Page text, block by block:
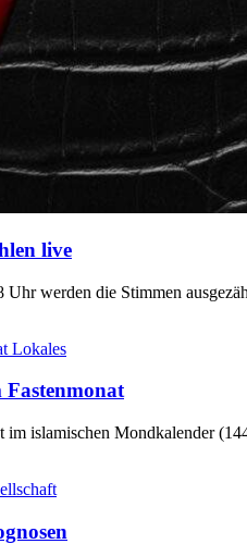
live
werden die Stimmen
Lokales
im islamischen Mondkalender